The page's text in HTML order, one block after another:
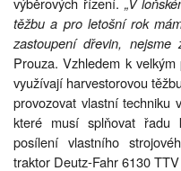
těžbu a pro letošní rok
zastoupení dřevin, nejsme
Prouza. Vzhledem k
využívají harvestorovou
provozovat vlastní techniku
které musí splňovat řadu
posílení vlastního
traktor Deutz-Fahr 6130